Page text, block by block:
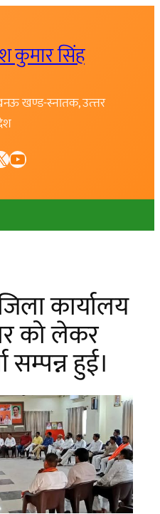
कुमार सिंह
खण्ड-स्नातक, उत्त्तर
YouTube
कार्यालय
को लेकर
हुई।